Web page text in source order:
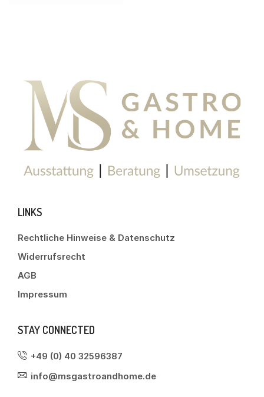
LINKS
Rechtliche Hinweise & Datenschutz
Widerrufsrecht
AGB
Impressum
STAY CONNECTED
+49 (0) 40 32596387
info@msgastroandhome.de